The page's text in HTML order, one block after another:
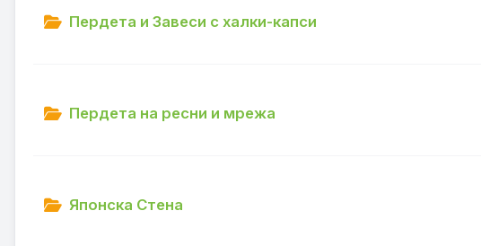
Пердета и Завеси с халки-капси
Пердета на ресни и мрежа
Японска Стена